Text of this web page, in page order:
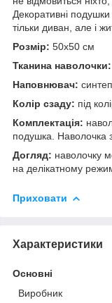
Декоративні
тільки диван, але і
Розмір: 50x50 см
Тканина наволочки:
Наповнювач:
Колір сзаду: під
Комплектація:
подушка. Наволочка
Догляд: наволочку
на делікатному
Приховати
Характеристики
Основні
Виробник